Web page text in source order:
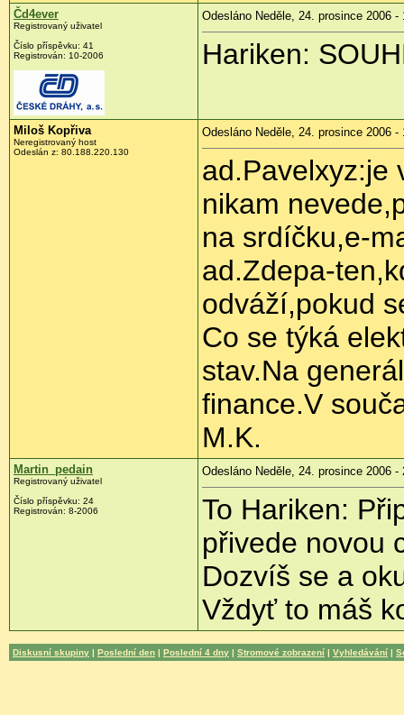
Čd4ever
Registrovaný uživatel
Číslo příspěvku: 41
Registrován: 10-2006
Odesláno Neděle, 24. prosince 2006 -
Hariken:
Miloš Kopřiva
Neregistrovaný host
Odeslán z: 80.188.220.130
Odesláno Neděle, 24. prosince 2006 -
ad.Pavelxyz:je
nikam
na srdíčku,e-
ad.Zdepa-
odváží,pokud
Co se týká
stav.Na
finance.V
M.K.
Martin_pedain
Registrovaný uživatel
Číslo příspěvku: 24
Registrován: 8-2006
Odesláno Neděle, 24. prosince 2006 -
To Hariken:
přivede novou
Dozvíš se a
Vždyť to máš
Diskusní skupiny | Poslední den | Poslední 4 dny | Stromové zobrazení | Vyhledávání |